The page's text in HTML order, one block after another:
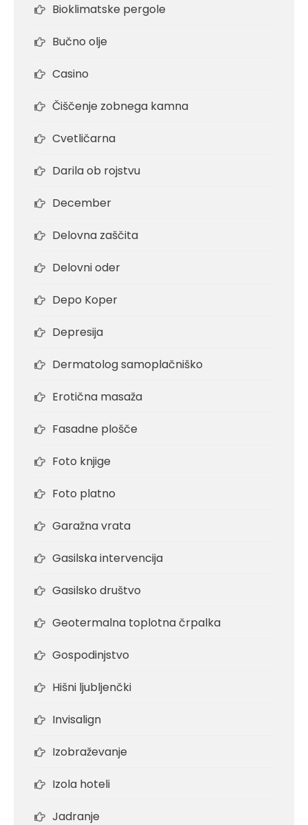
Bioklimatske pergole
Bučno olje
Casino
Čiščenje zobnega kamna
Cvetličarna
Darila ob rojstvu
December
Delovna zaščita
Delovni oder
Depo Koper
Depresija
Dermatolog samoplačniško
Erotična masaža
Fasadne plošče
Foto knjige
Foto platno
Garažna vrata
Gasilska intervencija
Gasilsko društvo
Geotermalna toplotna črpalka
Gospodinjstvo
Hišni ljubljenčki
Invisalign
Izobraževanje
Izola hoteli
Jadranje